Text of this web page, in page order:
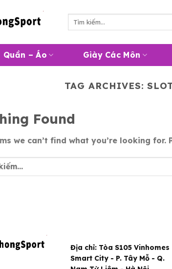
Tìm
Quần – Áo Giày Các Môn
TAG ARCHIVES:
Found
we can’t find what you’re looking for.
Địa chỉ: Tòa S105 Vinhomes
Smart City - P. Tây Mỗ - Q.